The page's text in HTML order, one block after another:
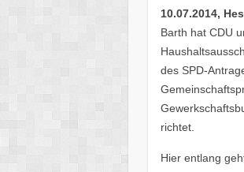
10.07.2014,
Barth hat CDU
des SPD-
richtet.
Hier entlang